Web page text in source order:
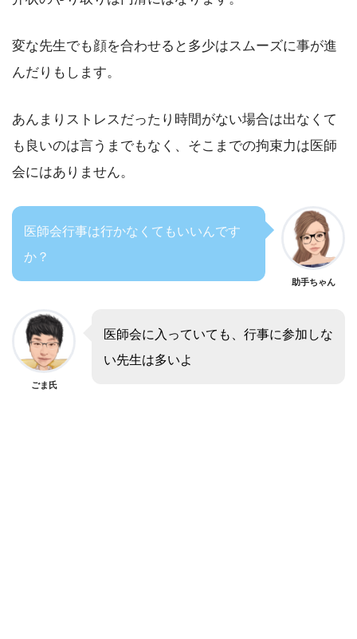
変な先生でも顔を合わせると多少はスムーズに事が進
んだりもします。
あんまりストレスだったり時間がない場合は出なくて
も良いのは言うまでもなく、そこまでの拘束力は医師
会にはありません。
医師会行事は行かなくてもいいんです
か？
助手ちゃん
ごま氏
医師会に入っていても、行事に参加しな
い先生は多いよ